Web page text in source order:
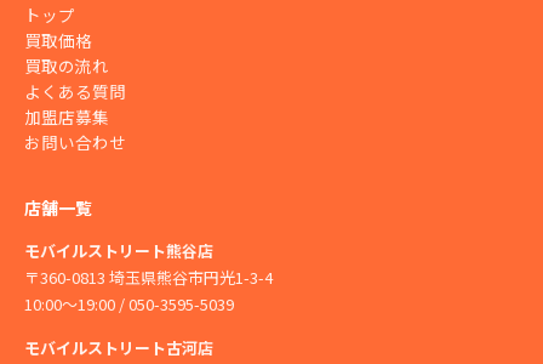
トップ
買取価格
買取の流れ
よくある質問
加盟店募集
お問い合わせ
店舗一覧
モバイルストリート熊谷店
〒360-0813 埼玉県熊谷市円光1-3-4
10:00〜19:00 / 050-3595-5039
モバイルストリート古河店